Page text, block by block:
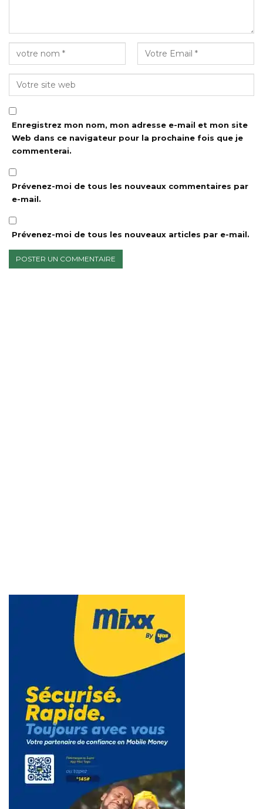
Enregistrez mon nom, mon adresse e-mail et mon site
Web dans ce navigateur pour la prochaine fois que je
commenterai.
Prévenez-moi de tous les nouveaux commentaires par
e-mail.
Prévenez-moi de tous les nouveaux articles par e-mail.